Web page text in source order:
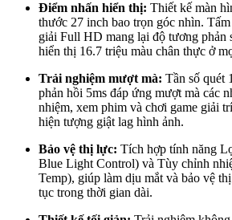
Điểm nhấn hiển thị: Thiết kế màn
thước 27 inch bao trọn góc nhìn.
giải Full HD mang lại độ tương phản
hiển thị 16.7 triệu màu chân thực ở
Trải nghiệm mượt mà: Tần số quét
phản hồi 5ms đáp ứng mượt mà các
nhiệm, xem phim và chơi game giải
hiện tượng giật lag hình ảnh.
Bảo vệ thị lực: Tích hợp tính năng
Blue Light Control) và Tùy chỉnh
Temp), giúp làm dịu mắt và bảo vệ
tục trong thời gian dài.